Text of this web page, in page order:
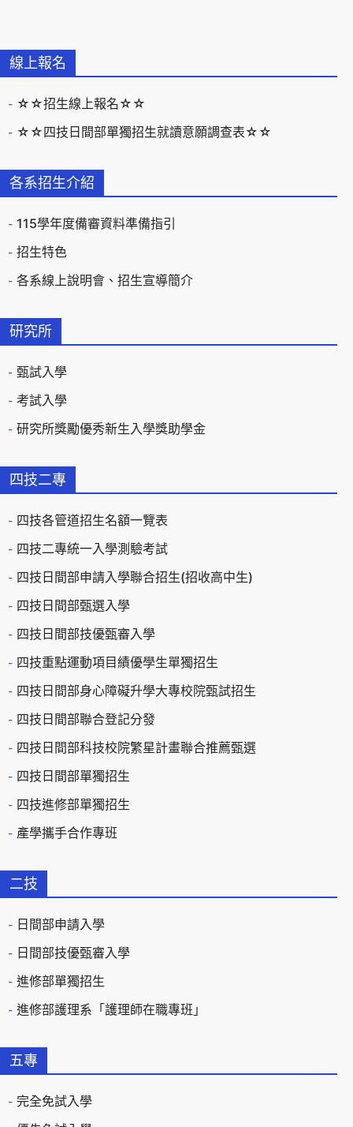
線上報名
☆☆招生線上報名☆☆
☆☆四技日間部單獨招生就讀意願調查表☆☆
各系招生介紹
115學年度備審資料準備指引
招生特色
各系線上說明會、招生宣導簡介
研究所
甄試入學
考試入學
研究所獎勵優秀新生入學獎助學金
四技二專
四技各管道招生名額一覽表
四技二專統一入學測驗考試
四技日間部申請入學聯合招生(招收高中生)
四技日間部甄選入學
四技日間部技優甄審入學
四技重點運動項目績優學生單獨招生
四技日間部身心障礙升學大專校院甄試招生
四技日間部聯合登記分發
四技日間部科技校院繁星計畫聯合推薦甄選
四技日間部單獨招生
四技進修部單獨招生
產學攜手合作專班
二技
日間部申請入學
日間部技優甄審入學
進修部單獨招生
進修部護理系「護理師在職專班」
五專
完全免試入學